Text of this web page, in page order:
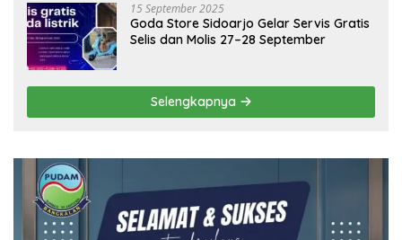
15 September 2025
Goda Store Sidoarjo Gelar Servis Gratis
Selis dan Molis 27–28 September
Selengkapnya